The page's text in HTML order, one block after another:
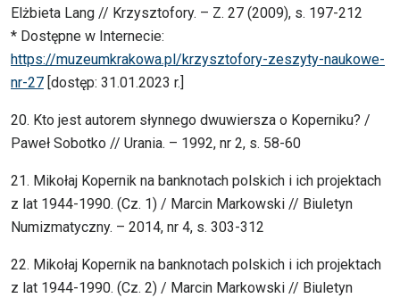
Elżbieta Lang // Krzysztofory. – Z. 27 (2009), s. 197-212
* Dostępne w Internecie:
https://muzeumkrakowa.pl/krzysztofory-zeszyty-naukowe-
nr-27 [dostęp: 31.01.2023 r.]
20. Kto jest autorem słynnego dwuwiersza o Koperniku? /
Paweł Sobotko // Urania. – 1992, nr 2, s. 58-60
21. Mikołaj Kopernik na banknotach polskich i ich projektach
z lat 1944-1990. (Cz. 1) / Marcin Markowski // Biuletyn
Numizmatyczny. – 2014, nr 4, s. 303-312
22. Mikołaj Kopernik na banknotach polskich i ich projektach
z lat 1944-1990. (Cz. 2) / Marcin Markowski // Biuletyn